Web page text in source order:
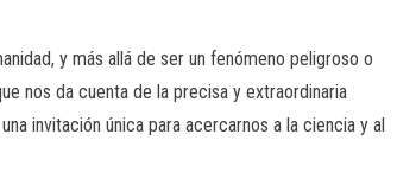
y más allá de ser un fenómeno peligroso o
nos da cuenta de la precisa y extraordinaria
invitación única para acercarnos a la ciencia y al